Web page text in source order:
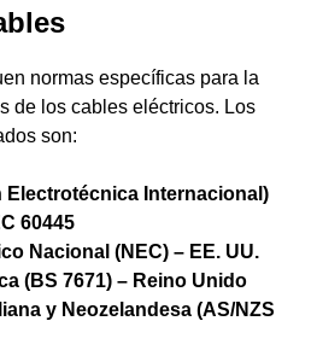
normas específicas para la
de los cables eléctricos. Los
son:
Electrotécnica Internacional)
60445
Nacional (NEC) – EE. UU.
(BS 7671) – Reino Unido
y Neozelandesa (AS/NZS